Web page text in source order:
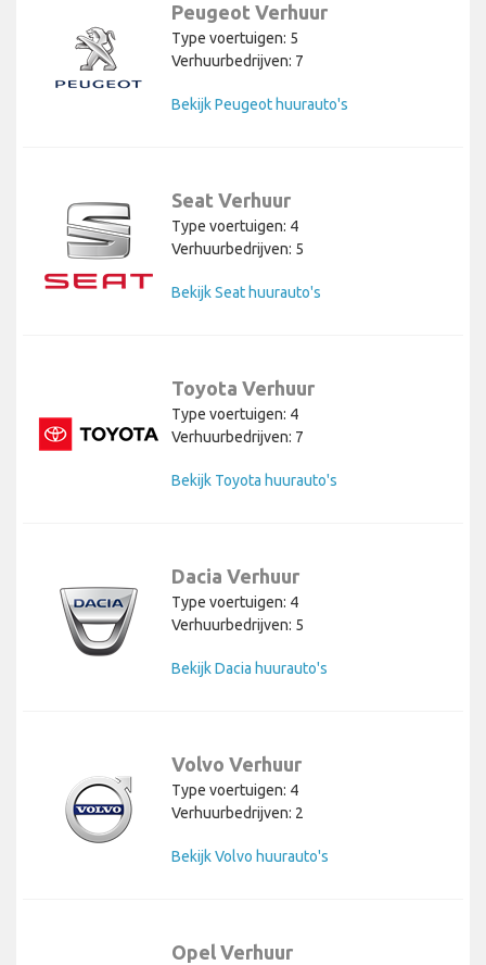
Peugeot Verhuur
Type voertuigen: 5
Verhuurbedrijven: 7
Bekijk Peugeot huurauto's
Seat Verhuur
Type voertuigen: 4
Verhuurbedrijven: 5
Bekijk Seat huurauto's
Toyota Verhuur
Type voertuigen: 4
Verhuurbedrijven: 7
Bekijk Toyota huurauto's
Dacia Verhuur
Type voertuigen: 4
Verhuurbedrijven: 5
Bekijk Dacia huurauto's
Volvo Verhuur
Type voertuigen: 4
Verhuurbedrijven: 2
Bekijk Volvo huurauto's
Opel Verhuur